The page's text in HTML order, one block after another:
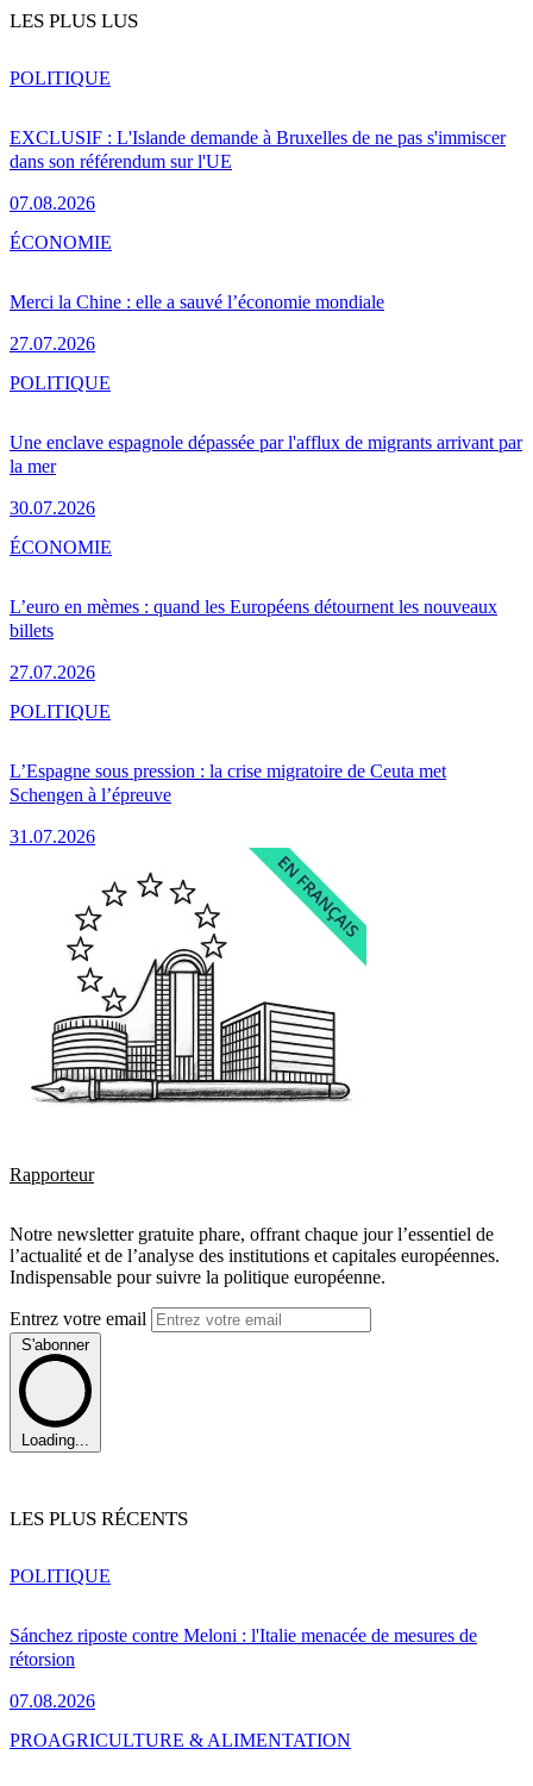
LES PLUS LUS
EXCLUSIF : L'Islande demande à Bruxelles de ne pas s'immiscer
dans son référendum sur l'UE
07.08.2026
POLITIQUE
Merci la Chine : elle a sauvé l’économie mondiale
27.07.2026
ÉCONOMIE
Une enclave espagnole dépassée par l'afflux de migrants arrivant par
la mer
30.07.2026
POLITIQUE
L’euro en mèmes : quand les Européens détournent les nouveaux
billets
27.07.2026
ÉCONOMIE
L’Espagne sous pression : la crise migratoire de Ceuta met
Schengen à l’épreuve
31.07.2026
POLITIQUE
Rapporteur
Notre newsletter gratuite phare, offrant chaque jour l’essentiel de
l’actualité et de l’analyse des institutions et capitales européennes.
Indispensable pour suivre la politique européenne.
Entrez votre email
S'abonner
Loading...
LES PLUS RÉCENTS
Sánchez riposte contre Meloni : l'Italie menacée de mesures de
rétorsion
07.08.2026
POLITIQUE
PROAGRICULTURE & ALIMENTATION